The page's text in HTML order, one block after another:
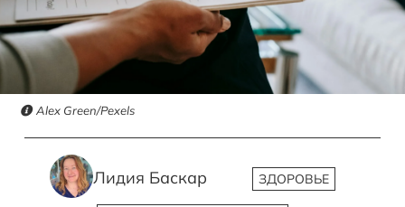
Alex Green/Pexels
Лидия Баскар ЗДОРОВЬЕ